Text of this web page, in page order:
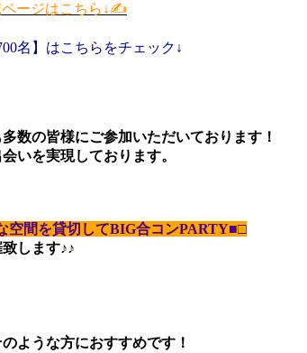
ージはこちら↓✍️
名】はこちらをチェック↓
数の皆様にご参加いただいております！
いを実現しております。
空間を貸切してBIG合コンPARTY■□
します♪♪
ような方におすすめです！